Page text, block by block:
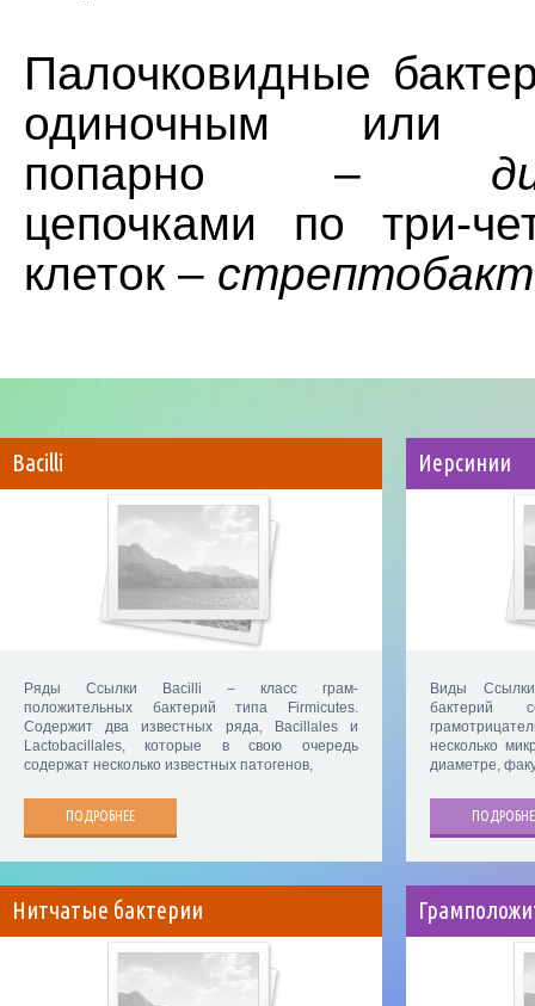
Палочковидные
одиночным или
попарно –
цепочками по три-
клеток –
Bacilli
Ряды Ссылки Bacilli – класс грам-
положительных бактерий типа Firmicutes.
Содержит два известных ряда, Bacillales и
Lactobacillales, которые в свою очередь
содержат несколько известных патогенов,
ПОДРОБНЕЕ
Иерсинии
Виды
бактерий
несколько
диаметре,
Нитчатые бактерии